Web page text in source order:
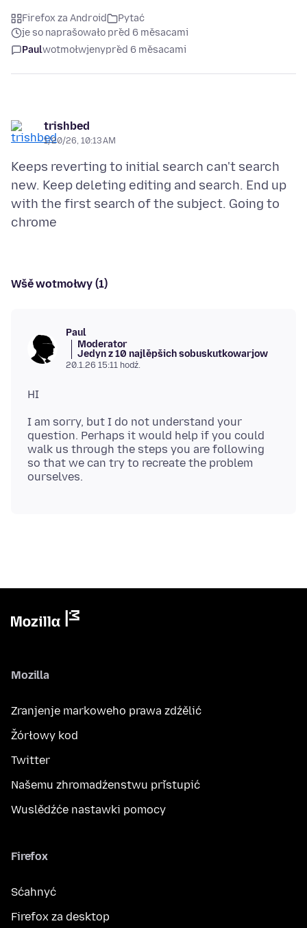
Firefox za Android
Pytać
je so naprašowało před 6 měsacami
Paulwotmołwjenypřed 6 měsacami
trishbed
1/20/26, 10:13 AM
Keeps reverting to initial search can't search
new. Keep deleting editing and search. End up
with the first search of the subject. Going to
Wšě wotmołwy (1)
Paul
Moderator
Jedyn z 10 najlěpšich sobuskutkowarjow
20.1.26 15:11 hodź.
I am sorry, but I do not understand your
question. Perhaps it would help if you could
walk us through the steps you are following
so that we can try to recreate the problem
Mozilla
Zranjenje markoweho prawa zdźělić
Žórłowy kod
Twitter
Našemu zhromadźenstwu přistupić
Wuslědźće nastawki pomocy
Firefox
Sćahnyć
Firefox za desktop